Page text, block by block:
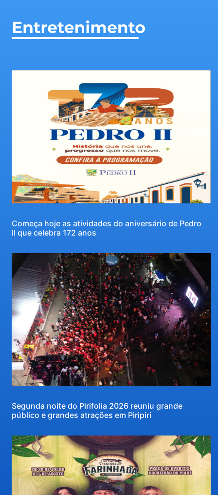
Começa hoje as atividades do aniversário de Pedro
II que celebra 172 anos
Segunda noite do Pirifolia 2026 reuniu grande
público e grandes atrações em Piripiri